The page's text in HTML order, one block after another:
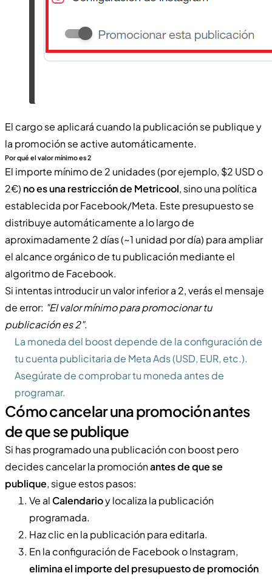
El cargo se aplicará cuando la publicación se publique y
la promoción se active automáticamente.
Por qué el valor mínimo es 2
El importe mínimo de 2 unidades (por ejemplo, $2 USD o
2€) no es una restricción de Metricool, sino una política
establecida por Facebook/Meta. Este presupuesto se
distribuye automáticamente a lo largo de
aproximadamente 2 días (~1 unidad por día) para ampliar
el alcance orgánico de tu publicación mediante el
algoritmo de Facebook.
Si intentas introducir un valor inferior a 2, verás el mensaje
de error: "El valor mínimo para promocionar tu
publicación es 2".
La moneda del boost depende de la configuración de
tu cuenta publicitaria de Meta Ads (USD, EUR, etc.).
Asegúrate de comprobar tu moneda antes de
programar.
Cómo cancelar una promoción antes
de que se publique
Si has programado una publicación con boost pero
decides cancelar la promociónantes de que se
publique, sigue estos pasos:
Ve al Calendarioy localiza la publicación
programada.
Haz clic en la publicación para editarla.
En la configuración de Facebook o Instagram,
elimina el importe del presupuesto de promoción